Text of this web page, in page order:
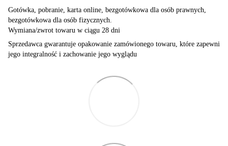
Gotówka, pobranie, karta online, bezgotówkowa dla osób prawnych,
bezgotówkowa dla osób fizycznych.
Wymiana/zwrot towaru w ciągu 28 dni
Sprzedawca gwarantuje opakowanie zamówionego towaru, które zapewni
jego integralność i zachowanie jego wyglądu